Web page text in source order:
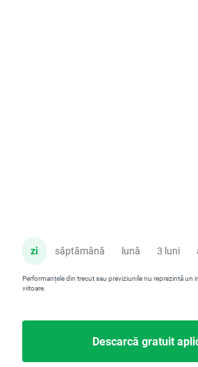
zi săptămână lună 3 luni
Performanțele din trecut sau previziunile nu reprezintă un
viitoare.
Descarcă gratuit